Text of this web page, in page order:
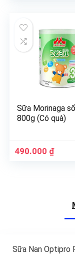
Sữa Morinaga
800g (Có quà)
490.000 ₫
Sữa Nan Optipro